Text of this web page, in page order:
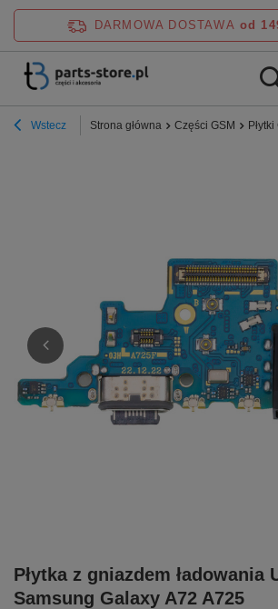
DARMOWA DOSTAWA od
Wstecz Strona główna Części GSM
Płytka z gniazdem ładowania
Samsung Galaxy A72 A725